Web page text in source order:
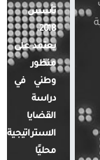
تأسس
2018.
يعتمد على
منظور
وطني في
دراسة
القضايا
الاستراتيجية
محليًا